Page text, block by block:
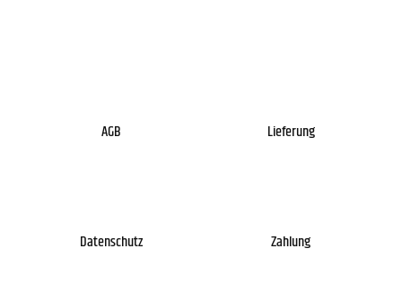
AGB
Datenschutz
Lieferung
Zahlung